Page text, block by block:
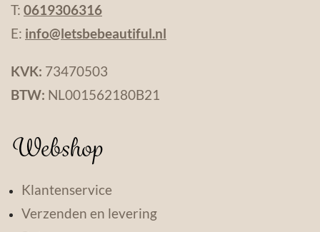
T: 0619306316
E: info@letsbebeautiful.nl
KVK: 73470503
BTW: NL001562180B21
Webshop
Klantenservice
Verzenden en levering